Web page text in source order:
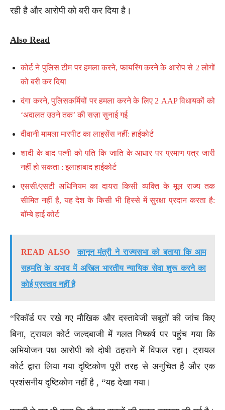
रही है और आरोपी को बरी कर दिया है।
Also Read
कोर्ट ने पुलिस टीम पर हमला करने, फायरिंग करने के आरोप से 2 लोगों
को बरी कर दिया
दंगा करने, पुलिसकर्मियों पर हमला करने के लिए 2 AAP विधायकों को
‘अदालत उठने तक’ की सज़ा सुनाई गई
दीवानी मामला मारपीट का लाइसेंस नहीं: हाईकोर्ट
शादी के बाद पत्नी को पति कि जाति के आधार पर प्रमाण पत्र जारी
नहीं हो सकता : इलाहाबाद हाईकोर्ट
एससी/एसटी अधिनियम का दायरा किसी व्यक्ति के मूल राज्य तक
सीमित नहीं है, यह देश के किसी भी हिस्से में सुरक्षा प्रदान करता है:
बॉम्बे हाई कोर्ट
READ ALSO
कानून मंत्री ने राज्यसभा को बताया कि आम
सहमति के अभाव में अखिल भारतीय न्यायिक सेवा शुरू करने का
कोई प्रस्ताव नहीं है
“रिकॉर्ड पर रखे गए मौखिक और दस्तावेजी सबूतों की जांच किए
बिना, ट्रायल कोर्ट जल्दबाजी में गलत निष्कर्ष पर पहुंच गया कि
अभियोजन पक्ष आरोपी को दोषी ठहराने में विफल रहा। ट्रायल
कोर्ट द्वारा लिया गया दृष्टिकोण पूरी तरह से अनुचित है और एक
प्रशंसनीय दृष्टिकोण नहीं है , “यह देखा गया।